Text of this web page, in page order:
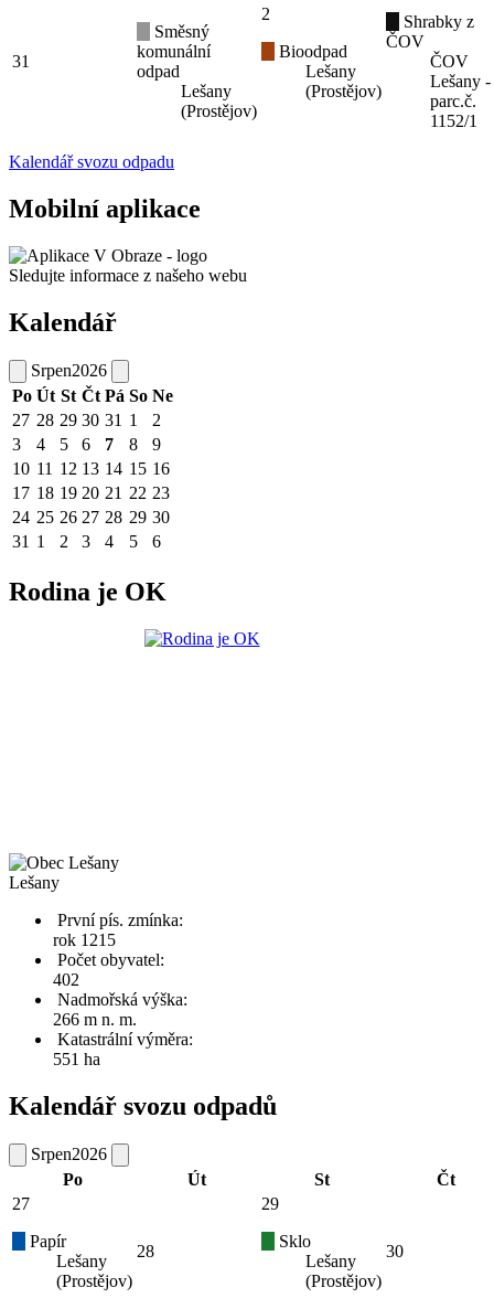
31
Směsný
komunální
odpad
Lešany
(Prostějov)
2
Bioodpad
Lešany
(Prostějov)
Shrabky z
ČOV
ČOV
Lešany -
parc.č.
1152/1
Kalendář svozu odpadu
Mobilní aplikace
Sledujte informace z našeho webu
Kalendář
Srpen2026
Po Út St Čt Pá So Ne
27 28 29 30 31 1
2
3
4 5 6 7 8
9
10 11 12 13 14 15 16
17 18 19 20 21 22 23
24 25 26 27 28 29 30
31 1 2 3 4 5 6
Rodina je OK
Lešany
První pís. zmínka:
rok 1215
Počet obyvatel:
402
Nadmořská výška:
266 m n. m.
Katastrální výměra:
551 ha
Kalendář svozu odpadů
Srpen2026
Po
Út St
Čt
27
Papír
Lešany
(Prostějov)
28
29
Sklo
Lešany
(Prostějov)
30